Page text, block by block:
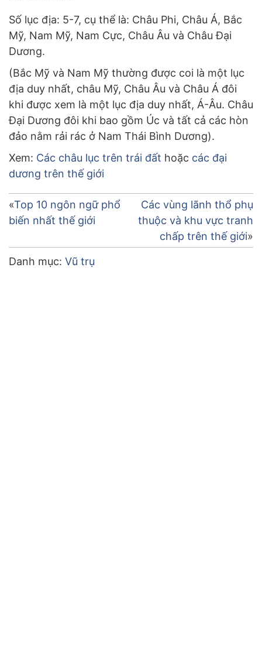
Số lục địa: 5-7, cụ thể là: Châu Phi, Châu Á, Bắc
Mỹ, Nam Mỹ, Nam Cực, Châu Âu và Châu Đại
Dương.
(Bắc Mỹ và Nam Mỹ thường được coi là một lục
địa duy nhất, châu Mỹ, Châu Âu và Châu Á đôi
khi được xem là một lục địa duy nhất, Á-Âu. Châu
Đại Dương đôi khi bao gồm Úc và tất cả các hòn
đảo nằm rải rác ở Nam Thái Bình Dương).
Xem: Các châu lục trên trái đất hoặc các đại
dương trên thế giới
Điều
hướng
bài
Top 10 ngôn ngữ phổ
biến nhất thế giới
Các vùng lãnh thổ phụ
thuộc và khu vực tranh
chấp trên thế giới
Danh mục: Vũ trụ